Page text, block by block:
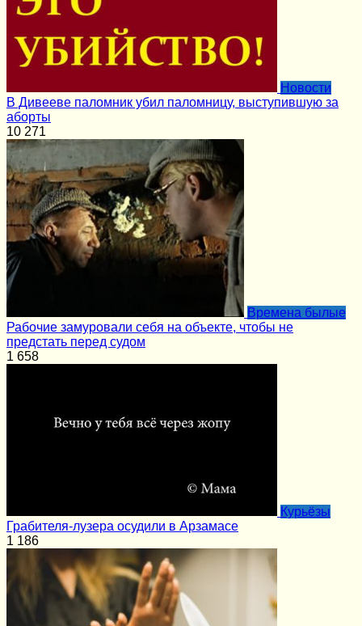
Новости
В Дивееве паломник убил паломницу, выступившую за
аборты
10 271
Времена былые
Рабочие замуровали себя на объекте, чтобы не
предстать перед судом
1 658
Курьёзы
Грабителя-лузера осудили в Арзамасе
1 186